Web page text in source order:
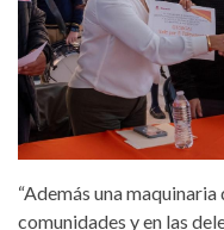
“Además una
comunidades y en las